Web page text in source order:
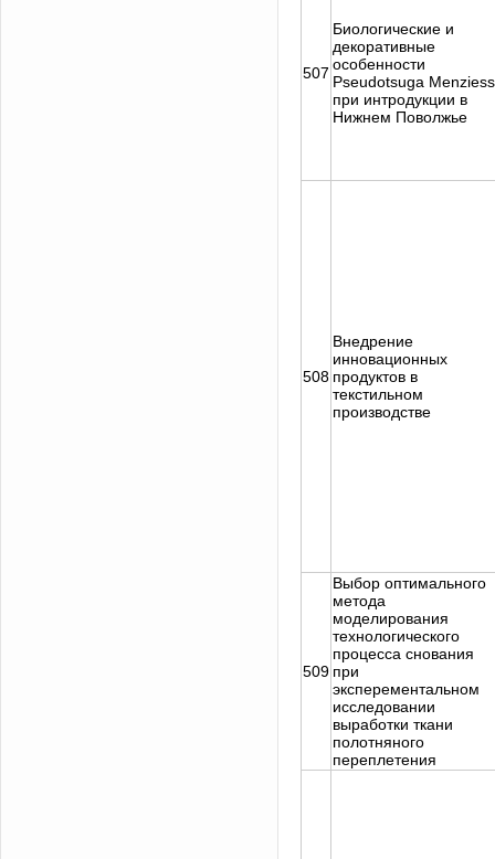
507
Биологические и
декоративные
особенности
Pseudotsuga
при интродукции в
Нижнем Поволжье
508
Внедрение
инновационных
продуктов в
текстильном
производстве
509
Выбор оптимального
метода
моделирования
технологического
процесса снования
при
эксперементальном
исследовании
выработки ткани
полотняного
переплетения